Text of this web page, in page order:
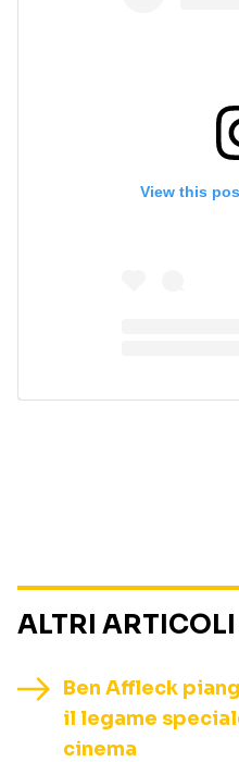
View this
ALTRI ARTICOLI
Ben Affleck
il legame
cinema